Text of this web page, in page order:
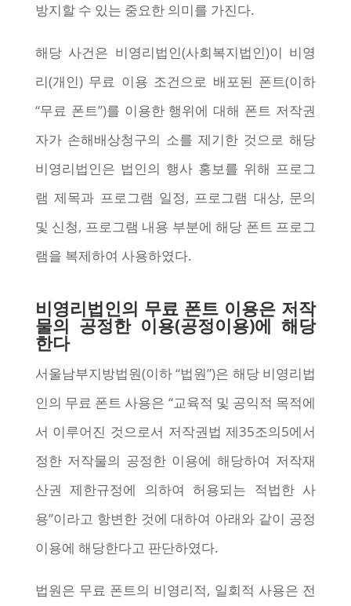
방지할 수 있는 중요한 의미를 가진다.
해당 사건은 비영리법인(사회복지법인)이 비영
리(개인) 무료 이용 조건으로 배포된 폰트(이하
“무료 폰트”)를 이용한 행위에 대해 폰트 저작권
자가 손해배상청구의 소를 제기한 것으로 해당
비영리법인은 법인의 행사 홍보를 위해 프로그
램 제목과 프로그램 일정, 프로그램 대상, 문의
및 신청, 프로그램 내용 부분에 해당 폰트 프로그
램을 복제하여 사용하였다.
비영리법인의 무료 폰트 이용은 저작
물의 공정한 이용(공정이용)에 해당
한다
서울남부지방법원(이하 “법원”)은 해당 비영리법
인의 무료 폰트 사용은 “교육적 및 공익적 목적에
서 이루어진 것으로서 저작권법 제35조의5에서
정한 저작물의 공정한 이용에 해당하여 저작재
산권 제한규정에 의하여 허용되는 적법한 사
용”이라고 항변한 것에 대하여 아래와 같이 공정
이용에 해당한다고 판단하였다.
법원은 무료 폰트의 비영리적, 일회적 사용은 전